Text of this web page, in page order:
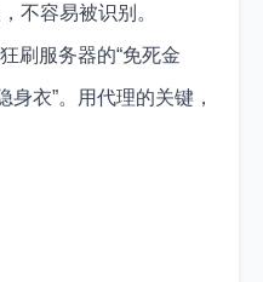
不容易被识别。
刷服务器的“免死金
身衣”。用代理的关键，